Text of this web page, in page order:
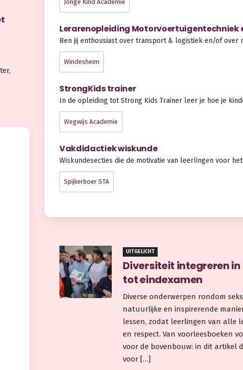
Jonge Kind Academie
Lerarenopleiding Motorvoertuigentechniek
Ben jij enthousiast over transport & logistiek en/of over
Windesheim
StrongKids trainer
In de opleiding tot Strong Kids Trainer leer je hoe je
Wegwijs Academie
Vakdidactiek wiskunde
Wiskundesecties die de motivatie van leerlingen voor
Spijkerboer STA
UITGELICHT
Diversiteit integreren
tot eindexamen
Diverse onderwerpen rondom
natuurlijke en inspirerende
lessen, zodat leerlingen van alle
en respect. Van voorleesboeken
voor de bovenbouw: in dit artikel
voor […]